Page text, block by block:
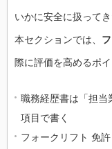
いかに安全に扱って
本セクションでは、
際に評価を高めるポ
職務経歴書は「担
項目で書く
フォークリフト 免